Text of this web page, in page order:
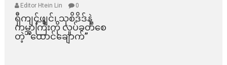
Editor Htein Lin 0
ရှီကျင့်ဖျင်၊ သုစိဒိဒ်နဲ့
ကမ္ဘာကြီးကို လှုပ်ခတ်စေ
တဲ့ “ထောင်ချောက်”